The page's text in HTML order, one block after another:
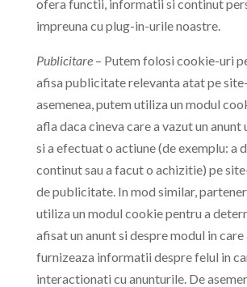
ofera functii, informatii si continut
impreuna cu plug-in-urile noastre.
Publicitare– Putem folosi cookie-uri
afisa publicitate relevanta atat pe
asemenea, putem utiliza un modul
afla daca cineva care a vazut un
si a efectuat o actiune (de exemplu: a
continut sau a facut o achizitie) pe
de publicitate. In mod similar,
utiliza un modul cookie pentru a
afisat un anunt si despre modul in care
furnizeaza informatii despre felul in
interactionati cu anunturile. De